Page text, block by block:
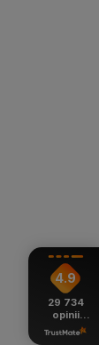
4.9
29 734
opinii
z całego